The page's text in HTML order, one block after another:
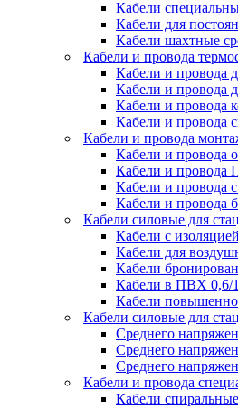
Кабели
Кабели для
Кабели шахтные
Кабели и провода
Кабели и провода
Кабели и провода
Кабели и провода
Кабели и провода
Кабели и провода
Кабели и провода
Кабели и провода
Кабели и провода
Кабели и провода
Кабели силовые для
Кабели c
Кабели для
Кабели
Кабели в ПВХ 0,6/
Кабели
Кабели силовые для
Среднего
Среднего
Среднего
Кабели и провода
Кабели спиральные